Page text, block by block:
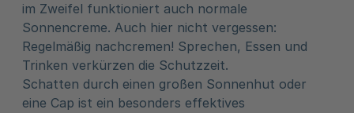
im Zweifel funktioniert auch normale
Sonnencreme. Auch hier nicht vergessen:
Regelmäßig nachcremen! Sprechen, Essen und
Trinken verkürzen die Schutzzeit.
Schatten durch einen großen Sonnenhut oder
eine Cap ist ein besonders effektives